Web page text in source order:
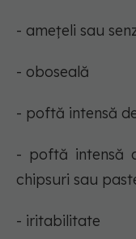
- amețeli sau
- oboseală
- poftă intensă
- poftă intensă
chipsuri sau
- iritabilitate